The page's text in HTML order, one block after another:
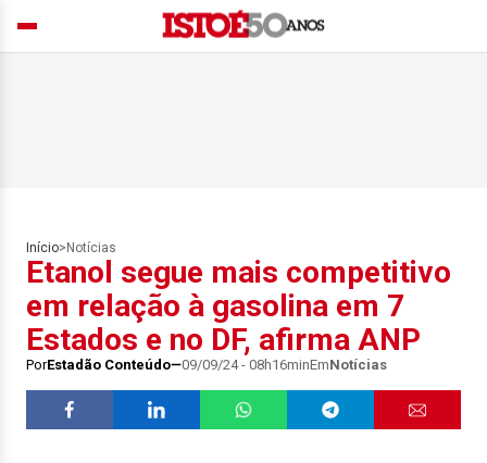
Início> Notícias
Etanol segue mais competitivo
em relação à gasolina em 7
Estados e no DF, afirma ANP
PorEstadão Conteúdo 09/09/24 - 08h16minEmNotícias